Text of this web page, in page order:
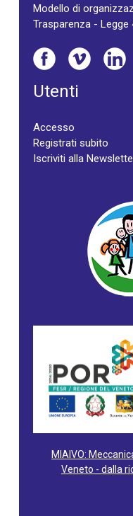
Modello di
Trasparenza - Legge
Utenti
Accesso
Registrati subito
Iscriviti alla
MIAIVO:
Veneto - dalla